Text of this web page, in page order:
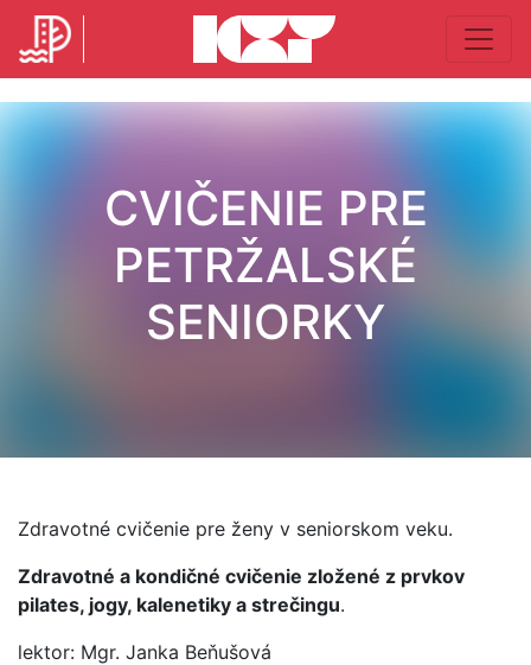
CVIČENIE PRE
PETRŽALSKÉ
SENIORKY
Zdravotné cvičenie pre ženy v seniorskom veku.
Zdravotné a kondičné cvičenie zložené z prvkov
pilates, jogy, kalenetiky a strečingu.
lektor: Mgr. Janka Beňušová